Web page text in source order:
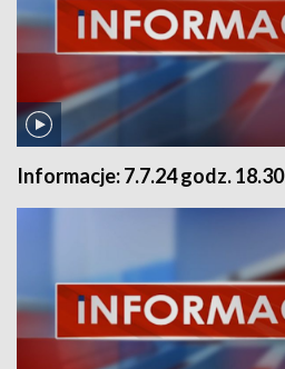
Informacje: 7.7.24 godz. 18.30